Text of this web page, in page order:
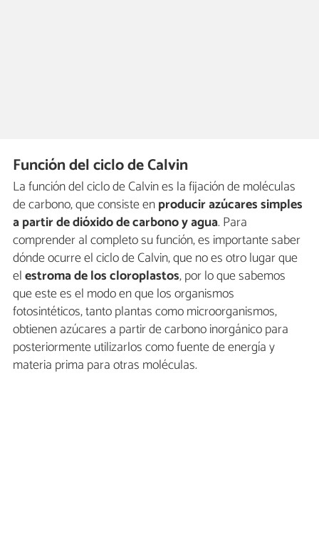
Función del ciclo de Calvin
La función del ciclo de Calvin es la fijación de moléculas
de carbono, que consiste enproducir azúcares simples
a partir de dióxido de carbono y agua. Para
comprender al completo su función, es importante saber
dónde ocurre el ciclo de Calvin, que no es otro lugar que
elestroma de los cloroplastos, por lo que sabemos
que este es el modo en que los organismos
fotosintéticos, tanto plantas como microorganismos,
obtienen azúcares a partir de carbono inorgánico para
posteriormente utilizarlos como fuente de energía y
materia prima para otras moléculas.